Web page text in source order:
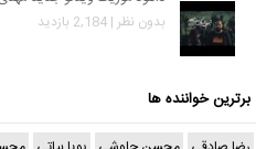
بدون نظر | 2,184 بازدید
برترین خواننده ها